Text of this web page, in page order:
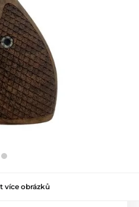
více obrázků